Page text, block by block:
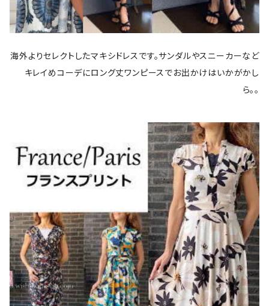
海外よりセレクトしたマキシドレスです。サンダルやスニーカーなど
キレイめコーデにロング丈ワンピースでお出かけはいかがかし
ら。。